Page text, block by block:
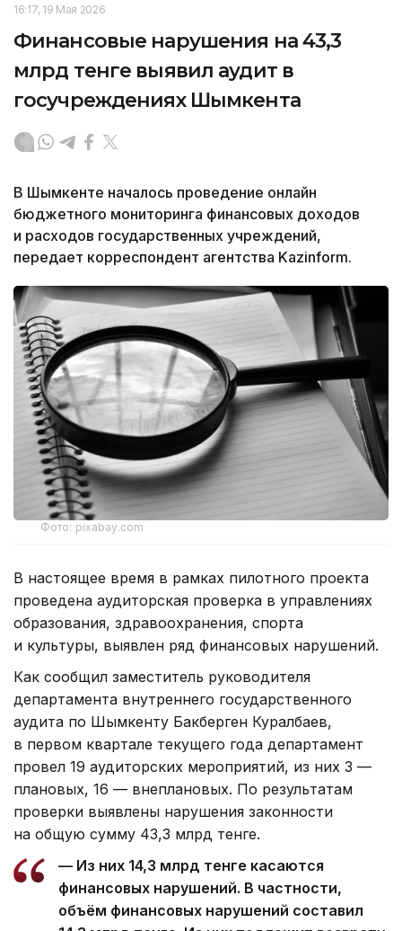
16:17, 19 Мая 2026
Финансовые нарушения на 43,3
млрд тенге выявил аудит в
госучреждениях Шымкента
В Шымкенте началось проведение онлайн
бюджетного мониторинга финансовых доходов
и расходов государственных учреждений,
передает корреспондент агентства Kazinform.
Фото: pixabay.com
В настоящее время в рамках пилотного проекта
проведена аудиторская проверка в управлениях
образования, здравоохранения, спорта
и культуры, выявлен ряд финансовых нарушений.
Как сообщил заместитель руководителя
департамента внутреннего государственного
аудита по Шымкенту Бакберген Куралбаев,
в первом квартале текущего года департамент
провел 19 аудиторских мероприятий, из них 3 —
плановых, 16 — внеплановых. По результатам
проверки выявлены нарушения законности
на общую сумму 43,3 млрд тенге.
— Из них 14,3 млрд тенге касаются
финансовых нарушений. В частности,
объём финансовых нарушений составил